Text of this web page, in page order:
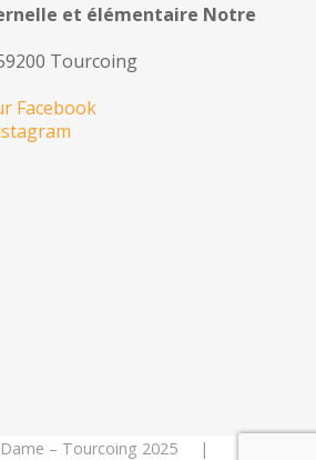
et élémentaire Notre
Tourcoing
Facebook
Dame – Tourcoing 2025 |